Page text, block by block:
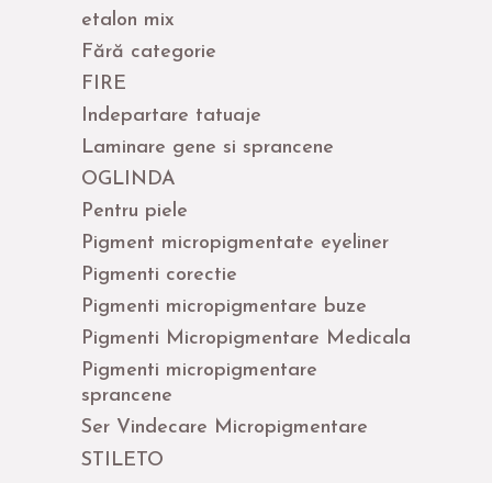
etalon mix
Fără categorie
FIRE
Indepartare tatuaje
Laminare gene si sprancene
OGLINDA
Pentru piele
Pigment micropigmentate eyeliner
Pigmenti corectie
Pigmenti micropigmentare buze
Pigmenti Micropigmentare Medicala
Pigmenti micropigmentare
sprancene
Ser Vindecare Micropigmentare
STILETO